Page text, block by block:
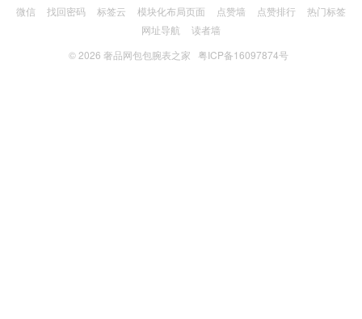
微信
找回密码 标签云 模块化布局页面 点赞墙 点赞排行
热门标签
网址导航
读者墙
© 2026 奢品网包包腕表之家 粤ICP备16097874号